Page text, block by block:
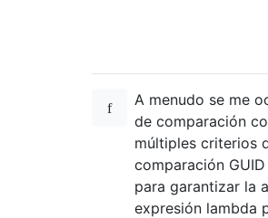
A menudo se me
de comparación
múltiples criterios
comparación
para garantizar la
expresión lambda